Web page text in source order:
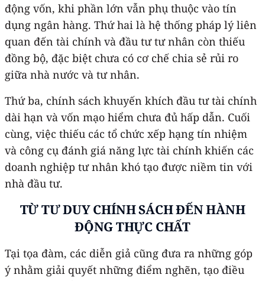
động vốn, khi phần lớn vẫn phụ thuộc vào tín
dụng ngân hàng. Thứ hai là hệ thống pháp lý liên
quan đến tài chính và đầu tư tư nhân còn thiếu
đồng bộ, đặc biệt chưa có cơ chế chia sẻ rủi ro
giữa nhà nước và tư nhân.
Thứ ba, chính sách khuyến khích đầu tư tài chính
dài hạn và vốn mạo hiểm chưa đủ hấp dẫn. Cuối
cùng, việc thiếu các tổ chức xếp hạng tín nhiệm
và công cụ đánh giá năng lực tài chính khiến các
doanh nghiệp tư nhân khó tạo được niềm tin với
nhà đầu tư.
TỪ TƯ DUY CHÍNH SÁCH ĐẾN HÀNH
ĐỘNG THỰC CHẤT
Tại tọa đàm, các diễn giả cũng đưa ra những góp
ý nhằm giải quyết những điểm nghẽn, tạo điều